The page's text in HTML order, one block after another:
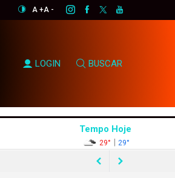
A +A -
LOGIN BUSCAR
Tempo Hoje
29° | 29°